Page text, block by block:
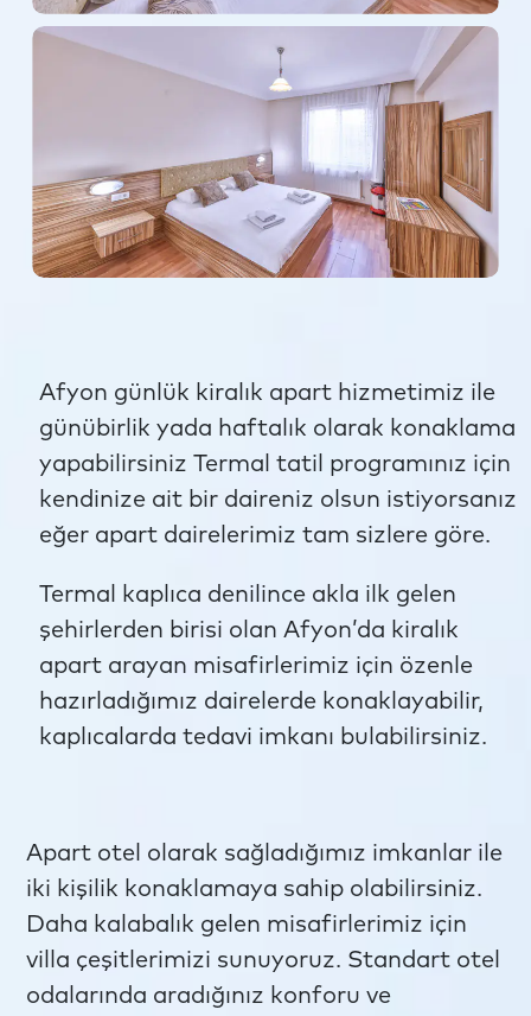
Afyon günlük kiralık apart hizmetimiz ile
günübirlik yada haftalık olarak konaklama
yapabilirsiniz Termal tatil programınız için
kendinize ait bir daireniz olsun istiyorsanız
eğer apart dairelerimiz tam sizlere göre.
Termal kaplıca denilince akla ilk gelen
şehirlerden birisi olan Afyon’da kiralık
apart arayan misafirlerimiz için özenle
hazırladığımız dairelerde konaklayabilir,
kaplıcalarda tedavi imkanı bulabilirsiniz.
Apart otel olarak sağladığımız imkanlar ile
iki kişilik konaklamaya sahip olabilirsiniz.
Daha kalabalık gelen misafirlerimiz için
villa çeşitlerimizi sunuyoruz. Standart otel
odalarında aradığınız konforu ve